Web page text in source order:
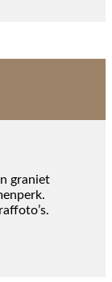
graniet